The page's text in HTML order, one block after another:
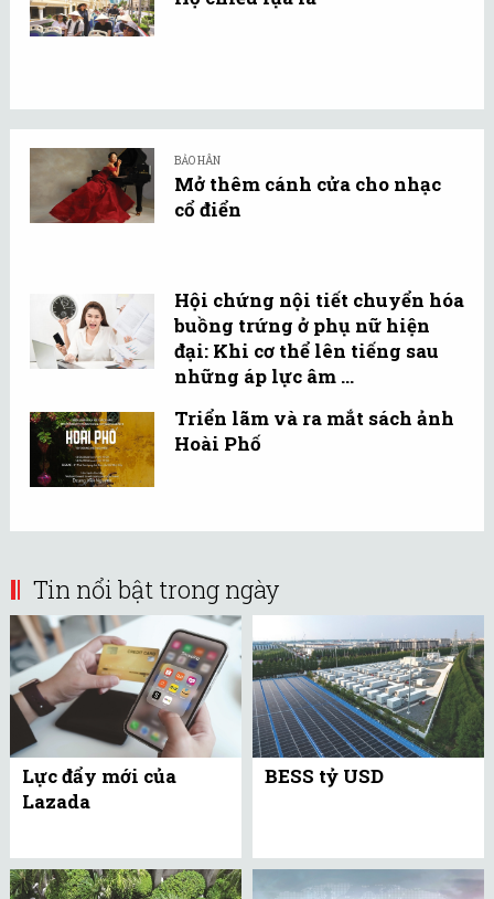
BẢO HÂN
Mở thêm cánh cửa cho nhạc
cổ điển
Hội chứng nội tiết chuyển hóa
buồng trứng ở phụ nữ hiện
đại: Khi cơ thể lên tiếng sau
những áp lực âm ...
Triển lãm và ra mắt sách ảnh
Hoài Phố
Tin nổi bật trong ngày
Lực đẩy mới của
Lazada
BESS tỷ USD